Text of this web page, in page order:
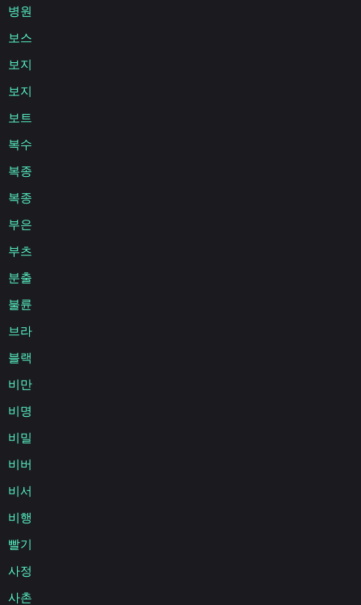
병원
보스
보지
보지
보트
복수
복종
복종
부은
부츠
분출
불륜
브라
블랙
비만
비명
비밀
비버
비서
비행
빨기
사정
사촌